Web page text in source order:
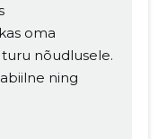
oma
nõudlusele.
ning